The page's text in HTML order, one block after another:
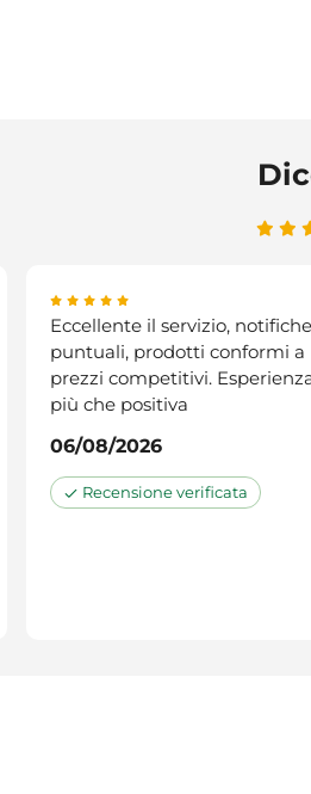
Eccellente il servizio, notifiche
puntuali, prodotti conformi a
prezzi competitivi.
più che positiva
06/08/2026
Recensione verificata